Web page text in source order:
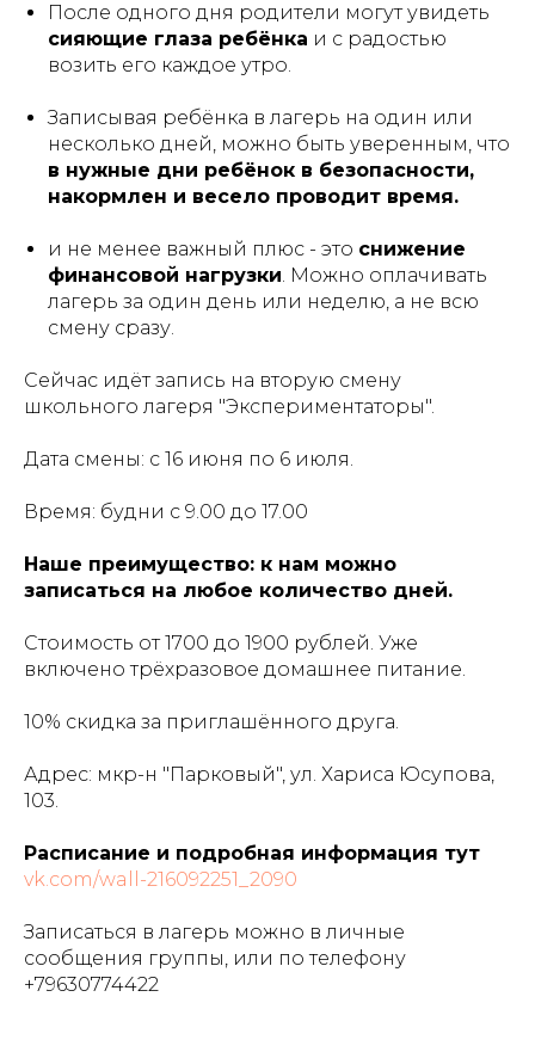
После одного дня родители могут увидеть
сияющие глаза ребёнка и с радостью
возить его каждое утро.
Записывая ребёнка в лагерь на один или
несколько дней, можно быть уверенным, что
в нужные дни ребёнок в безопасности,
накормлен и весело проводит время.
и не менее важный плюс - это снижение
финансовой нагрузки. Можно оплачивать
лагерь за один день или неделю, а не всю
смену сразу.
Сейчас идёт запись на вторую смену
школьного лагеря "Экспериментаторы".
Дата смены: с 16 июня по 6 июля.
Время: будни с 9.00 до 17.00
Наше преимущество: к нам можно
записаться на любое количество дней.
Стоимость от 1700 до 1900 рублей. Уже
включено трёхразовое домашнее питание.
10% скидка за приглашённого друга.
Адрес: мкр-н "Парковый", ул. Хариса Юсупова,
103.
Расписание и подробная информация тут
vk.com/wall-216092251_2090
Записаться в лагерь можно в личные
сообщения группы, или по телефону
+79630774422